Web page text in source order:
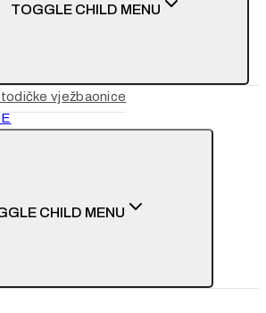
TOGGLE CHILD MENU
vježbaonice
CHILD MENU